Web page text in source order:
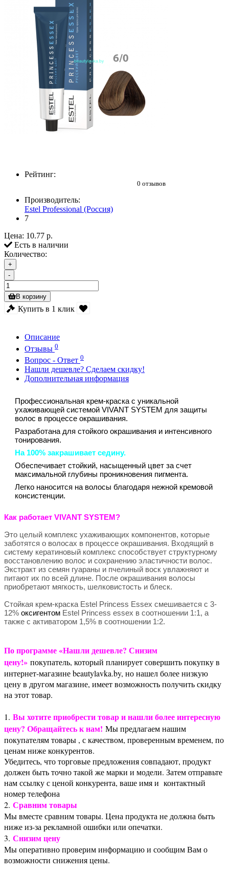
Рейтинг:
0 отзывов
Производитель:
Estel Professional (Россия)
7
Цена: 10.77 р.
Есть в наличии
Количество:
+
-
В корзину
Купить в 1 клик
Описание
Отзывы 0
Вопрос - Ответ 0
Нашли дешевле? Сделаем скидку!
Дополнительная информация
Профессиональная крем-краска с уникальной
ухаживающей системой VIVANT SYSTEM для защиты
волос в процессе окрашивания.
Разработана для стойкого окрашивания и интенсивного
тонирования.
На 100% закрашивает седину.
Обеспечивает стойкий, насыщенный цвет за счет
максимальной глубины проникновения пигмента.
Легко наносится на волосы благодаря нежной кремовой
консистенции.
Как работает VIVANT SYSTEM?
Это целый комплекс ухаживающих компонентов, которые
заботятся о волосах в процессе окрашивания. Входящий в
систему кератиновый комплекс способствует структурному
восстановлению волос и сохранению эластичности волос.
Экстракт из семян гуараны и пчелиный воск увлажняют и
питают их по всей длине. После окрашивания волосы
приобретают мягкость, шелковистость и блеск.
Стойкая крем-краска Estel Princess Essex смешивается с 3-
12% оксигентом Estel Princess essex в соотношении 1:1, а
также с активатором 1,5% в соотношении 1:2.
По программе «Нашли дешевле? Снизим
цену!» покупатель, который планирует совершить покупку в
интернет-магазине beautylavka.by, но нашел более низкую
цену в другом магазине, имеет возможность получить скидку
на этот товар.
1. Вы хотите приобрести товар и нашли более интересную
цену? Обращайтесь к нам! Мы предлагаем нашим
покупателям товары , с качеством, проверенным временем, по
ценам ниже конкурентов.
Убедитесь, что торговые предложения совпадают, продукт
должен быть точно такой же марки и модели. Затем отправьте
нам ссылку с ценой конкурента, ваше имя и контактный
номер телефона
2. Сравним товары
Мы вместе сравним товары. Цена продукта не должна быть
ниже из-за рекламной ошибки или опечатки.
3. Снизим цену
Мы оперативно проверим информацию и сообщим Вам о
возможности снижения цены.